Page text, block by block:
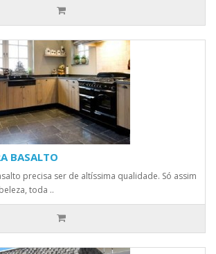
BASALTO
precisa ser de altíssima qualidade. Só assim
toda ..